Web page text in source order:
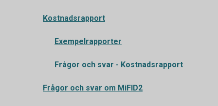
Kostnadsrapport
Exempelrapporter
Frågor och svar - Kostnadsrapport
Frågor och svar om MiFID2